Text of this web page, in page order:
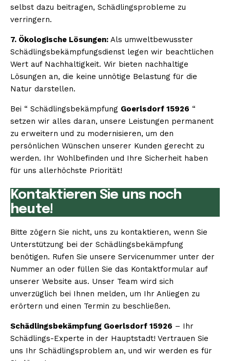
selbst dazu beitragen, Schädlingsprobleme zu
verringern.
7. Ökologische Lösungen: Als umweltbewusster
Schädlingsbekämpfungsdienst legen wir beachtlichen
Wert auf Nachhaltigkeit. Wir bieten nachhaltige
Lösungen an, die keine unnötige Belastung für die
Natur darstellen.
Bei “ Schädlingsbekämpfung Goerlsdorf 15926 “
setzen wir alles daran, unsere Leistungen permanent
zu erweitern und zu modernisieren, um den
persönlichen Wünschen unserer Kunden gerecht zu
werden. Ihr Wohlbefinden und Ihre Sicherheit haben
für uns allerhöchste Priorität!
Kontaktieren Sie uns noch
heute!
Bitte zögern Sie nicht, uns zu kontaktieren, wenn Sie
Unterstützung bei der Schädlingsbekämpfung
benötigen. Rufen Sie unsere Servicenummer unter der
Nummer an oder füllen Sie das Kontaktformular auf
unserer Website aus. Unser Team wird sich
unverzüglich bei Ihnen melden, um Ihr Anliegen zu
erörtern und einen Termin zu beschließen.
Schädlingsbekämpfung Goerlsdorf 15926 – Ihr
Schädlings-Experte in der Hauptstadt! Vertrauen Sie
uns Ihr Schädlingsproblem an, und wir werden es für